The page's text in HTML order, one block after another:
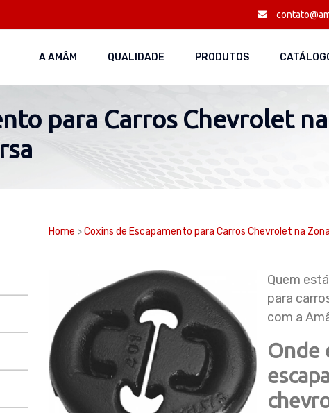
A AMÂM QUALIDADE PRODUTOS
para Carros Chevrolet
Home >Coxins de Escapamento para Carros Chevrolet na
Quem
para
com a
Onde